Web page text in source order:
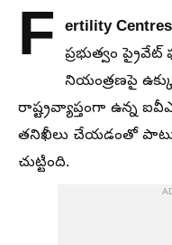
F ertility
ప్రభుత్వం ప్రైవేట్
నియంత్రణపై
రాష్ట్రవ్యాప్తంగా ఉన్న
తనిఖీలు చేయడంతో పాటు
చుట్టింది.